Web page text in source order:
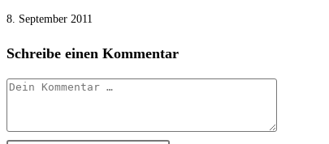
8. September 2011
Schreibe einen Kommentar
Kommentar